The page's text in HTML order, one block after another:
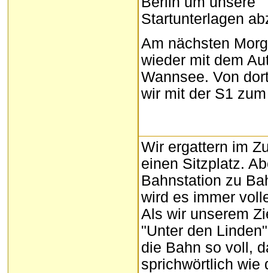
Startunterlagen
Am nächsten
wieder mit dem
Wannsee. Von
wir mit der S1
Wir ergattern im
einen Sitzplatz.
Bahnstation zu
wird es immer
Als wir unserem
"Unter den
die Bahn so voll,
sprichwörtlich wie